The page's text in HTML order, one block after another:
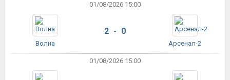
01/08/2026 15:00
Волна
2 - 0
Арсенал-2
01/08/2026 15:00